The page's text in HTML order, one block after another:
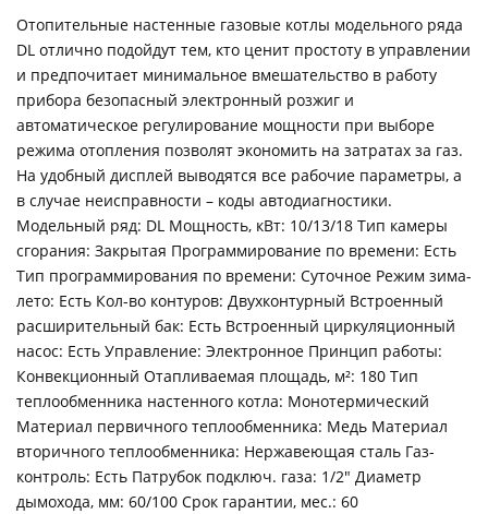
Отопительные настенные газовые котлы модельного ряда
DL отлично подойдут тем, кто ценит простоту в управлении
и предпочитает минимальное вмешательство в работу
прибора безопасный электронный розжиг и
автоматическое регулирование мощности при выборе
режима отопления позволят экономить на затратах за газ.
На удобный дисплей выводятся все рабочие параметры, а
в случае неисправности – коды автодиагностики.
Модельный ряд: DL Мощность, кВт: 10/13/18 Тип камеры
сгорания: Закрытая Программирование по времени: Есть
Тип программирования по времени: Суточное Режим зима-
лето: Есть Кол-во контуров: Двухконтурный Встроенный
расширительный бак: Есть Встроенный циркуляционный
насос: Есть Управление: Электронное Принцип работы:
Конвекционный Отапливаемая площадь, м²: 180 Тип
теплообменника настенного котла: Монотермический
Материал первичного теплообменника: Медь Материал
вторичного теплообменника: Нержавеющая сталь Газ-
контроль: Есть Патрубок подключ. газа: 1/2" Диаметр
дымохода, мм: 60/100 Срок гарантии, мес.: 60